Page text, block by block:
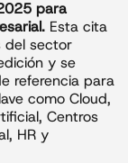
para
Esta cita
del sector
y se
referencia para
como Cloud,
Centros
HR y